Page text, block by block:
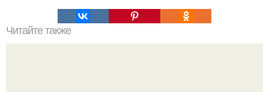
Читайте также